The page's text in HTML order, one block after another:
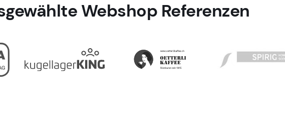
Webshop Referenzen